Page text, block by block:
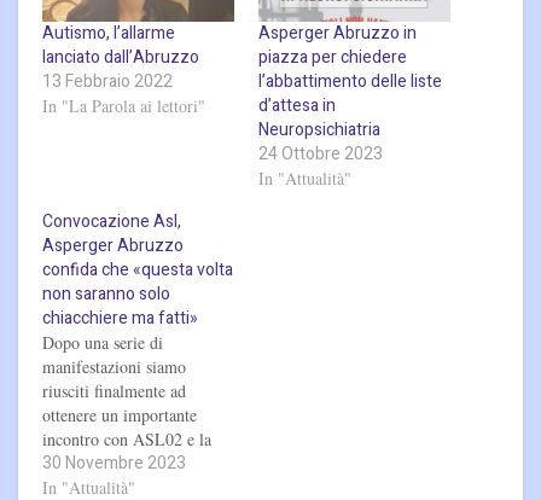
Autismo, l’allarme
lanciato dall’Abruzzo
13 Febbraio 2022
In "La Parola ai lettori"
Asperger Abruzzo in
piazza per chiedere
l’abbattimento delle liste
d’attesa in
Neuropsichiatria
24 Ottobre 2023
In "Attualità"
Convocazione Asl,
Asperger Abruzzo
confida che «questa volta
non saranno solo
chiacchiere ma fatti»
Dopo una serie di
manifestazioni siamo
riusciti finalmente ad
ottenere un importante
incontro con ASL02 e la
Regione Abruzzo, abbiamo
atteso l'ufficialità di questa
30 Novembre 2023
In "Attualità"